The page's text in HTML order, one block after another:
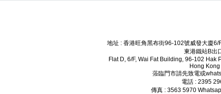
地址 : 香港旺角黑布街96-102號威發大廈
東港鐵站B出
Flat D, 6/F, Wai Fat Building, 96-102 Hak
Hong Kong
蒞臨門市請先致電或
電話 : 2395
傳真 : 3563 5970